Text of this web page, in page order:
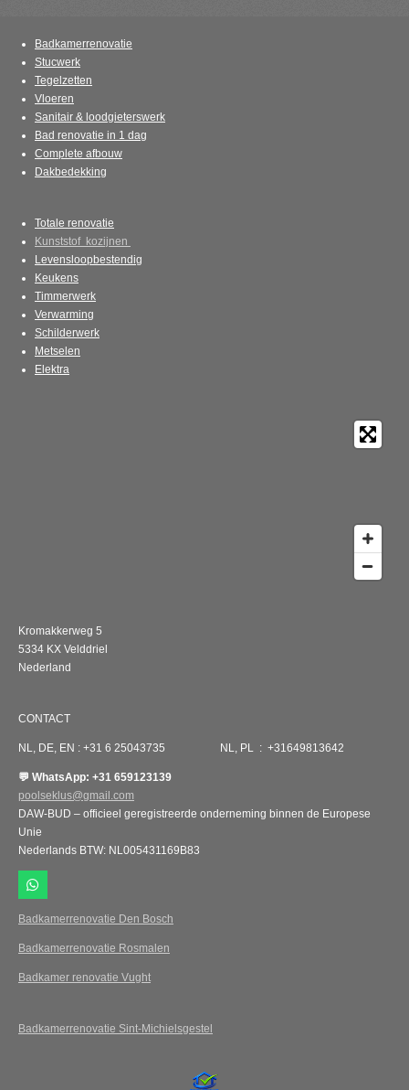
Badkamerrenovatie
Stucwerk
Tegelzetten
Vloeren
Sanitair & loodgieterswerk
Bad renovatie in 1 dag
Complete afbouw
Dakbedekking
Totale renovatie
Kunststof kozijnen
Levensloopbestendig
Keukens
Timmerwerk
Verwarming
Schilderwerk
Metselen
Elektra
Kromakkerweg 5
5334 KX Velddriel
Nederland
CONTACT
NL, DE, EN : +31 6 25043735 NL, PL : +31649813642
💬 WhatsApp: +31 659123139
poolseklus@gmail.com
DAW-BUD – officieel geregistreerde onderneming binnen de Europese
Unie
Nederlands BTW: NL005431169B83
W
h
a
t
s
A
p
Badkamerrenovatie Den Bosch
Badkamerrenovatie Rosmalen
Badkamer renovatie Vught
Badkamerrenovatie Sint-Michielsgestel